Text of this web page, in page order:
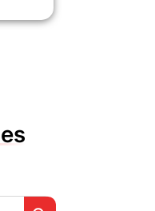
Search Button